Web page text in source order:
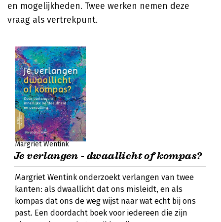
en mogelijkheden. Twee werken nemen deze
vraag als vertrekpunt.
Margriet Wentink
Je verlangen - dwaallicht of kompas?
Margriet Wentink onderzoekt verlangen van twee
kanten: als dwaallicht dat ons misleidt, en als
kompas dat ons de weg wijst naar wat echt bij ons
past. Een doordacht boek voor iedereen die zijn